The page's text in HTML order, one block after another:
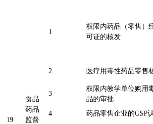
19
食品
药品
监督
1
权限内药品（零售）
可证的核发
2 医疗用毒性药品零
3
权限内教学单位购用
品的审批
4
药品零售企业的